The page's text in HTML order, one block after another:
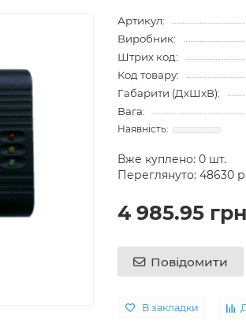
Артикул:
Виробник:
Штрих код:
Код товару:
Габарити (ДхШхВ):
Вага:
Вже куплено:0 шт.
Переглянуто: 48630
4 985.95 грн
Повідомити
В закладки